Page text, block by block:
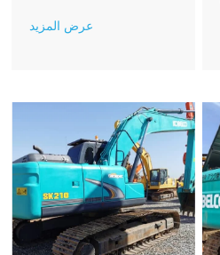
عرض المزيد